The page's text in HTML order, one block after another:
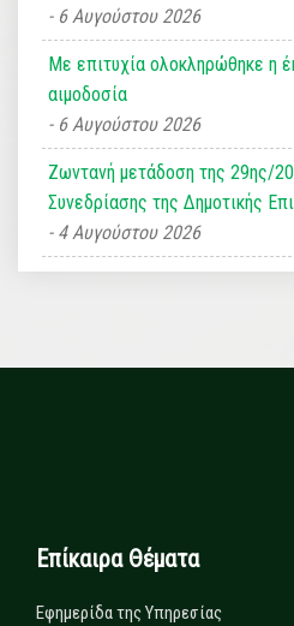
6 Αυγούστου 2026
Με επιτυχία ολοκληρώθηκε η
αιμοδοσία
6 Αυγούστου 2026
Ζωντανή μετάδοση της 29ης/
Συνεδρίασης της Δημοτικής
4 Αυγούστου 2026
Επίκαιρα Θέματα
Εφημερίδα της Υπηρεσίας